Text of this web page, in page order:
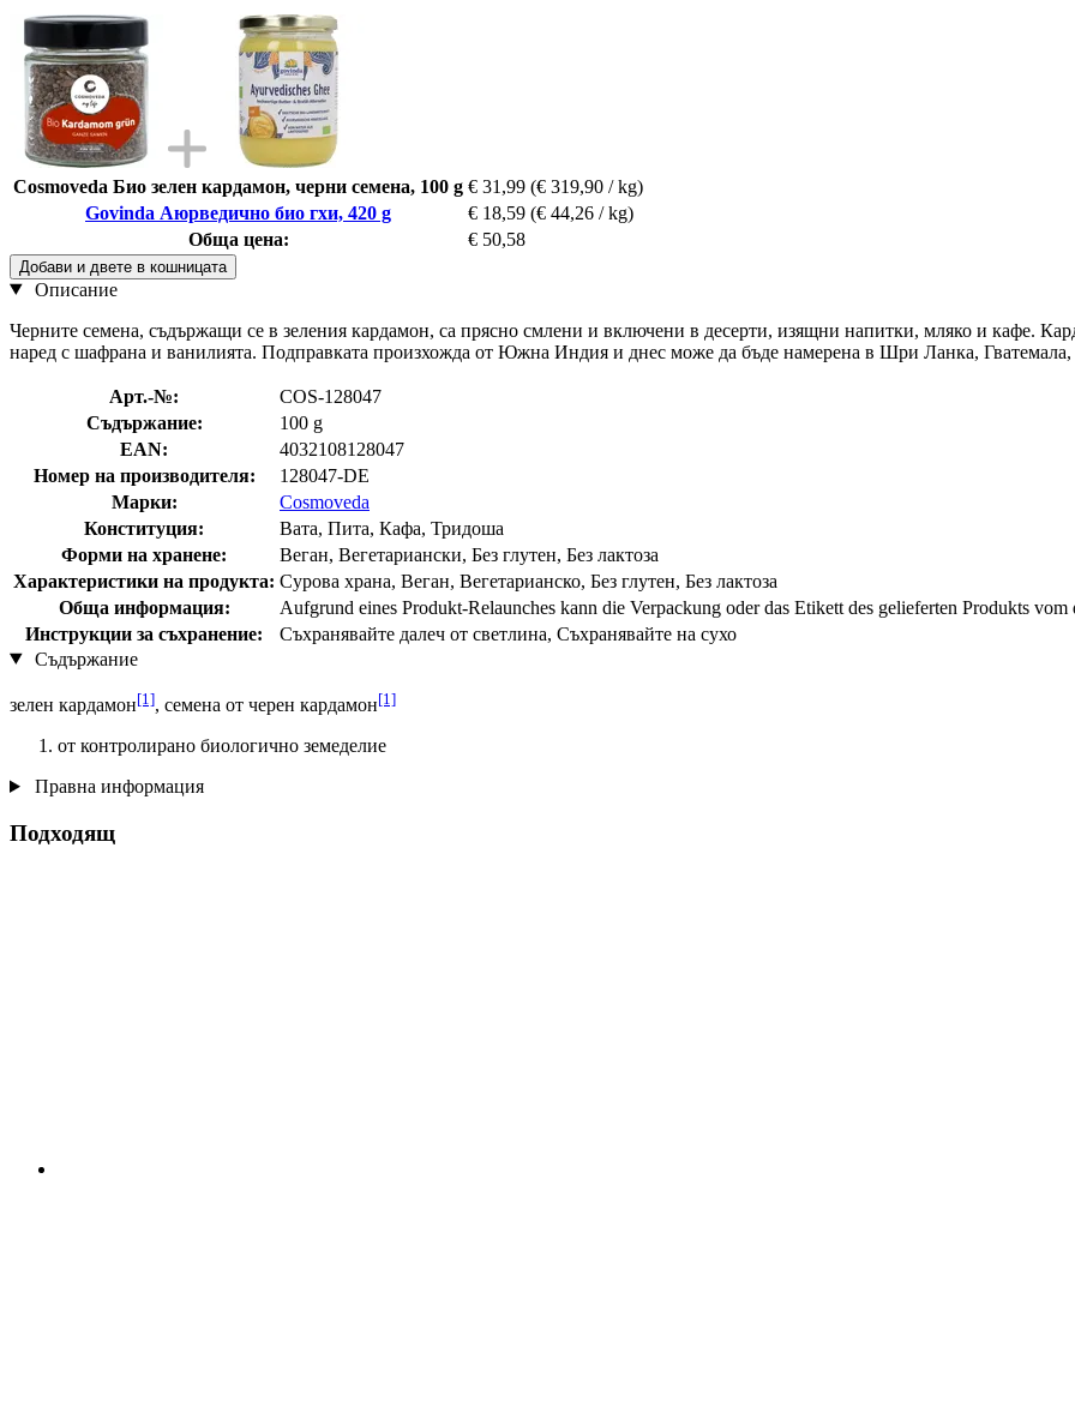
Cosmoveda Био зелен кардамон, черни семена, 100 g € 31,99 (€ 319,90 / kg)
Govinda Аюрведично био гхи, 420 g
€ 18,59 (€ 44,26 / kg)
Обща цена:
€ 50,58
Добави и двете в кошницата
Описание
Черните семена, съдържащи се в зеления кардамон, са прясно смлени и включени в десерти, изящни напитки, мляко и кафе.
наред с шафрана и ванилията. Подправката произхожда от Южна Индия и днес може да бъде намерена в Шри Ланка, Гватемала,
Арт.-№:
COS-128047
Съдържание:
100 g
EAN:
4032108128047
Номер на производителя:
128047-DE
Марки:
Cosmoveda
Конституция:
Вата, Пита, Кафа, Тридоша
Форми на хранене:
Веган, Вегетариански, Без глутен, Без лактоза
Характеристики на продукта: Сурова храна, Веган, Вегетарианско, Без глутен, Без лактоза
Обща информация:
Aufgrund eines Produkt-Relaunches kann die Verpackung oder das Etikett des gelieferten Produkts
Инструкции за съхранение:
Съхранявайте далеч от светлина, Съхранявайте на сухо
Съдържание
зелен кардамон[1], семена от черен кардамон[1]
от контролирано биологично земеделие
Правна информация
Подходящ